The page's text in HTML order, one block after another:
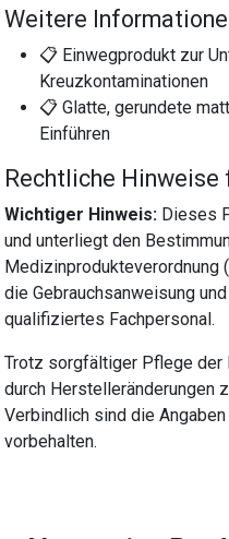
Weitere
📋 Einwegprodukt zur
Kreuzkontaminationen
📋 Glatte, gerundete
Einführen
Rechtliche
Wichtiger Hinweis: Dieses
und unterliegt den
Medizinprodukteverordnung
die Gebrauchsanweisung
qualifiziertes Fachpersonal.
Trotz sorgfältiger Pflege der
durch Herstelleränderungen
Verbindlich sind die
vorbehalten.